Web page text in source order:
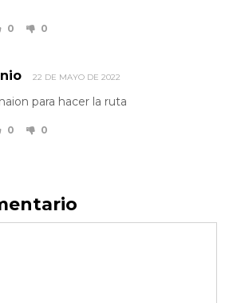
0 0
22 DE MAYO DE 2022
para hacer la ruta
0 0